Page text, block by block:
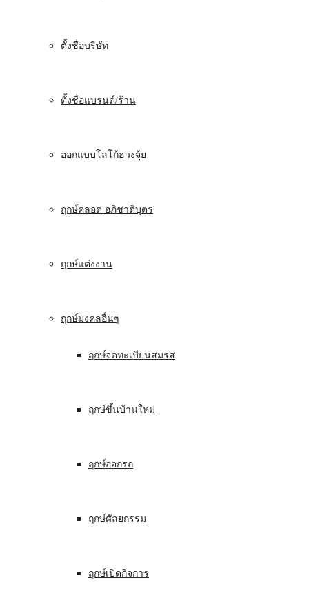
ตั้งชื่อบริษัท
ตั้งชื่อแบรนด์/ร้าน
ออกแบบโลโก้ฮวงจุ้ย
ฤกษ์คลอด อภิชาติบุตร
ฤกษ์แต่งงาน
ฤกษ์มงคลอื่นๆ
ฤกษ์จดทะเบียนสมรส
ฤกษ์ขึ้นบ้านใหม่
ฤกษ์ออกรถ
ฤกษ์ศัลยกรรม
ฤกษ์เปิดกิจการ